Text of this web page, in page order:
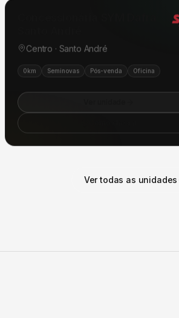
Ver unidade
Como chegar
Ver todas as unidades